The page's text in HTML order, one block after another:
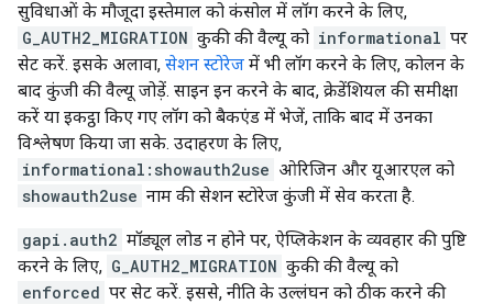
सुविधाओं के मौजूदा इस्तेमाल को कंसोल में लॉग करने के लिए,
G_AUTH2_MIGRATION कुकी की वैल्यू को informational पर
सेट करें. इसके अलावा, सेशन स्टोरेज में भी लॉग करने के लिए, कोलन के
बाद कुंजी की वैल्यू जोड़ें. साइन इन करने के बाद, क्रेडेंशियल की समीक्षा
करें या इकट्ठा किए गए लॉग को बैकएंड में भेजें, ताकि बाद में उनका
विश्लेषण किया जा सके. उदाहरण के लिए,
informational:showauth2use ओरिजिन और यूआरएल को
showauth2use नाम की सेशन स्टोरेज कुंजी में सेव करता है.
gapi.auth2 मॉड्यूल लोड न होने पर, ऐप्लिकेशन के व्यवहार की पुष्टि
करने के लिए, G_AUTH2_MIGRATION कुकी की वैल्यू को
enforced पर सेट करें. इससे, नीति के उल्लंघन को ठीक करने की